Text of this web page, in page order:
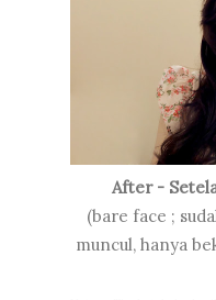
After -
(bare face ;
muncul, hanya